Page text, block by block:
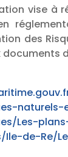
vise à
des
Les-
Ile-de-Re/